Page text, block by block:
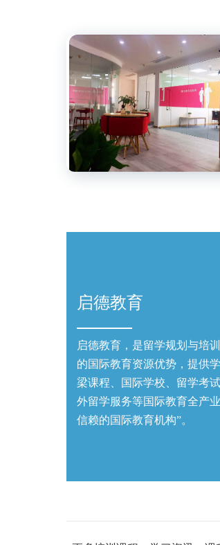
启德教育
启德教育，是留学规划与培
的国际教育资源优势，提供
梁课程、国际学校、留学考
外留学服务等国际教育全产
信赖的国际教育机构”。